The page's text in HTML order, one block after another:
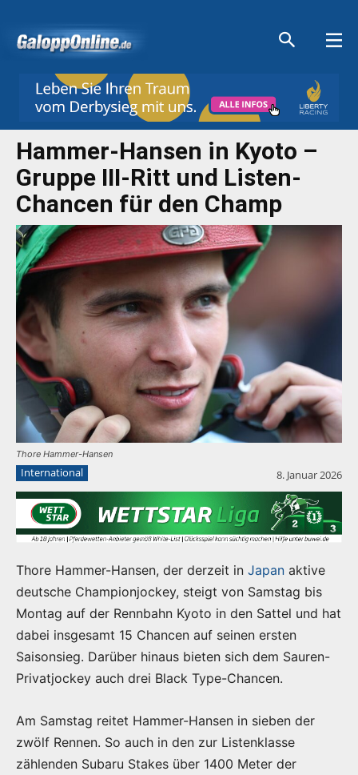
Hammer-Hansen in Kyoto –
Gruppe III-Ritt und Listen-
Chancen für den Champ
Thore Hammer-Hansen
International 8. Januar 2026
Thore Hammer-Hansen, der derzeit in Japan aktive
deutsche Championjockey, steigt von Samstag bis
Montag auf der Rennbahn Kyoto in den Sattel und hat
dabei insgesamt 15 Chancen auf seinen ersten
Saisonsieg. Darüber hinaus bieten sich dem Sauren-
Privatjockey auch drei Black Type-Chancen.
Am Samstag reitet Hammer-Hansen in sieben der
zwölf Rennen. So auch in den zur Listenklasse
zählenden Subaru Stakes über 1400 Meter der